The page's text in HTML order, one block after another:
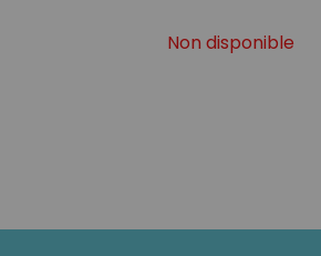
Non disponible